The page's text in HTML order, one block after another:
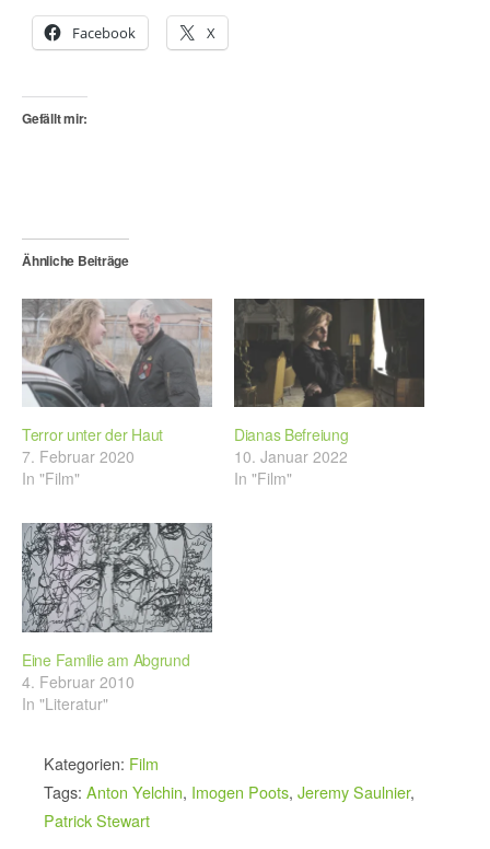
Facebook X
Gefällt mir:
Ähnliche Beiträge
Terror unter der Haut
7. Februar 2020
In "Film"
Dianas Befreiung
10. Januar 2022
In "Film"
Eine Familie am Abgrund
4. Februar 2010
In "Literatur"
Kategorien: Film
Tags: Anton Yelchin, Imogen Poots, Jeremy Saulnier,
Patrick Stewart